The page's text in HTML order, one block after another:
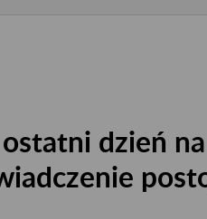
dzień na